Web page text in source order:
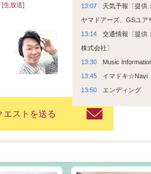
13:07
天気予報〔提供
ヤマドアーズ、GSユア
13:14
交通情報〔提供
株式会社〕
13:30
Music
13:45
イマドキ☆Navi
13:50
エンディング
[生放送]
エストを送る